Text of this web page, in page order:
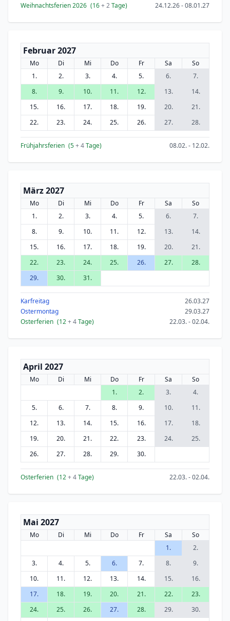
Weihnachtsferien 2026 (16+ 2Tage) 24.12.26 - 08.01.27
Februar 2027
Mo Di Mi Do Fr Sa
So
1.
2. 3. 4. 5. 6.
7.
8.
9. 10. 11. 12. 13.
14.
15.
16. 17. 18. 19. 20.
21.
22.
23. 24. 25. 26. 27. 28.
Frühjahrsferien (5+ 4Tage) 08.02. - 12.02.
März 2027
Mo Di Mi Do Fr Sa
So
1.
2. 3. 4. 5. 6.
7.
8.
9. 10. 11. 12. 13.
14.
15.
16. 17. 18. 19. 20.
21.
22.
23. 24. 25. 26. 27.
28.
29.
30. 31.
Karfreitag
26.03.27
Ostermontag
29.03.27
Osterferien (12+ 4Tage) 22.03. - 02.04.
April 2027
Mo Di Mi Do Fr Sa
So
1.
2. 3.
4.
5.
6. 7. 8. 9. 10.
11.
12.
13. 14. 15. 16. 17.
18.
19.
20. 21. 22. 23. 24.
25.
26.
27. 28. 29. 30.
Osterferien (12+ 4Tage) 22.03. - 02.04.
Mai 2027
Mo Di Mi Do Fr Sa
So
1.
2.
3.
4. 5. 6. 7. 8.
9.
10.
11. 12. 13. 14. 15.
16.
17.
18. 19. 20. 21. 22.
23.
24.
25. 26. 27. 28. 29.
30.